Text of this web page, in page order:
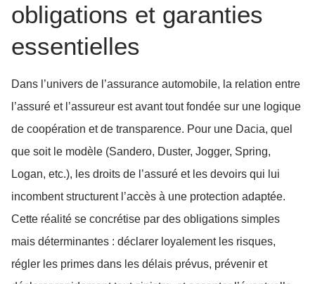
obligations et garanties
essentielles
Dans l’univers de l’assurance automobile, la relation entre
l’assuré et l’assureur est avant tout fondée sur une logique
de coopération et de transparence. Pour une Dacia, quel
que soit le modèle (Sandero, Duster, Jogger, Spring,
Logan, etc.), les droits de l’assuré et les devoirs qui lui
incombent structurent l’accès à une protection adaptée.
Cette réalité se concrétise par des obligations simples
mais déterminantes : déclarer loyalement les risques,
régler les primes dans les délais prévus, prévenir et